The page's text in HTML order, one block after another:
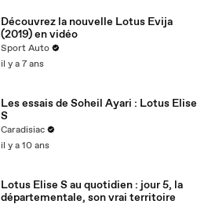
Découvrez la nouvelle Lotus Evija
(2019) en vidéo
Sport Auto
il y a 7 ans
Les essais de Soheil Ayari : Lotus Elise
S
Caradisiac
il y a 10 ans
Lotus Elise S au quotidien : jour 5, la
départementale, son vrai territoire